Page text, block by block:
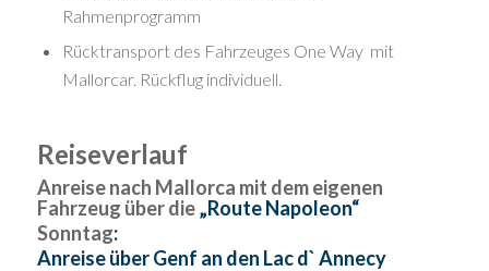
Rahmenprogramm
Rücktransport des Fahrzeuges One Way mit
Mallorcar. Rückflug individuell.
Reiseverlauf
Anreise nach Mallorca mit dem eigenen
Fahrzeug über die„Route Napoleon“
Sonntag:
Anreise über Genf an den Lac d` Annecy